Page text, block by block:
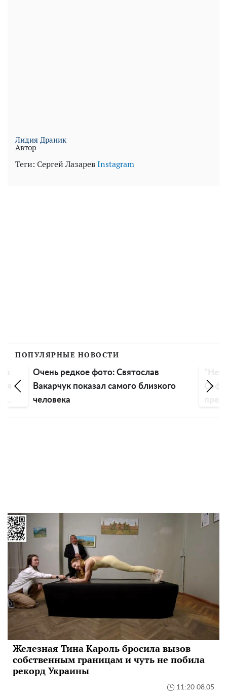
Лидия Драник
Автор
Теги: Сергей ЛазаревInstagram
ПОПУЛЯРНЫЕ НОВОСТИ
Очень редкое фото: Святослав
Вакарчук показал самого близкого
человека
Железная Тина Кароль бросила вызов
собственным границам и чуть не побила
рекорд Украины
11:20 08.05